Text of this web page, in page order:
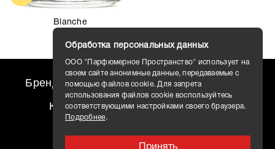
Blanche
Бренды travel AROMO
Контакты
Доставка
Обработка персональных данных
ООО "Парфюмерное Пространство" использует на
своем сайте анонимные данные, передаваемые с
помощью файлов cookie. Для запрета
использования файлов cookie воспользуйтесь
соответствующими настройками своего браузера.
Подробнее.
Принять